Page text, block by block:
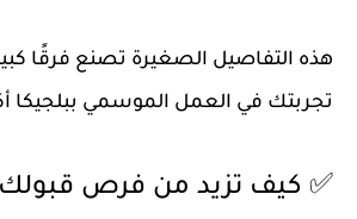
هذه التفاصيل الصغيرة تصنع فرقًا
تجربتك في العمل الموسمي ببلجيكا
✅ كيف تزيد من فرص